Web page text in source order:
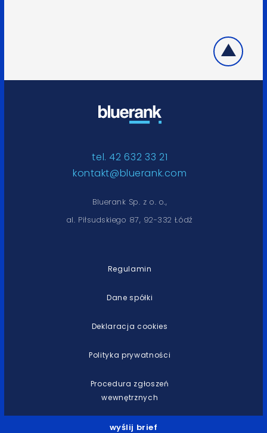
wyślij brief
tel. 42 632 33 21
kontakt@bluerank.com
Bluerank Sp. z o. o.,
al. Piłsudskiego 87, 92-332 Łódź
Regulamin
Dane spółki
Deklaracja cookies
Polityka prywatności
Procedura zgłoszeń
wewnętrznych